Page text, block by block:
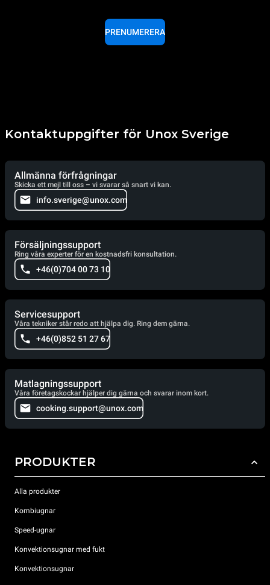
PRENUMERERA
Kontaktuppgifter för Unox Sverige
Allmänna förfrågningar
Skicka ett mejl till oss – vi svarar så snart vi kan.
info.sverige@unox.com
Försäljningssupport
Ring våra experter för en kostnadsfri konsultation.
+46(0)704 00 73 10
Servicesupport
Våra tekniker står redo att hjälpa dig. Ring dem gärna.
+46(0)852 51 27 67
Matlagningssupport
Våra företagskockar hjälper dig gärna och svarar inom kort.
cooking.support@unox.com
PRODUKTER
Alla produkter
Kombiugnar
Speed-ugnar
Konvektionsugnar med fukt
Konvektionsugnar